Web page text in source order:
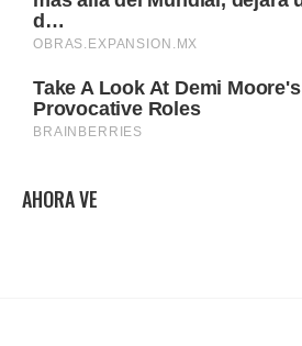
AHORA VE